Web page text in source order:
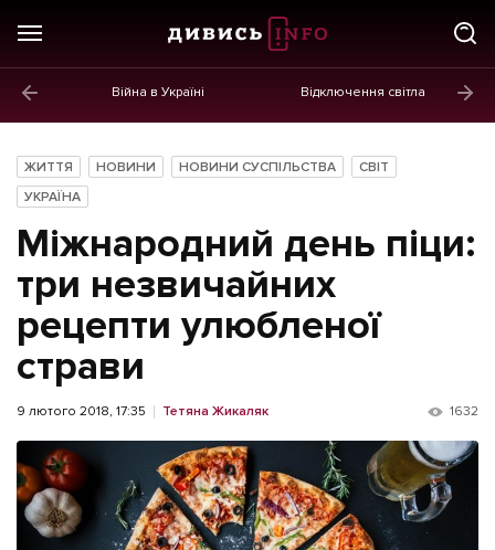
Війна в Україні Відключення світла
Новини
Політика
Економіка
Бізнес
Життя
Культура
Афіша
ІНШЕ
ЖИТТЯ НОВИНИ НОВИНИ СУСПІЛЬСТВА
СВІТ
УКРАЇНА
Міжнародний день піци:
три незвичайних
рецепти улюбленої
страви
9 лютого 2018, 17:35 Тетяна Жикаляк 1632